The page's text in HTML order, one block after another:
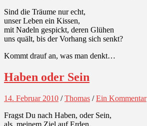
Sind die Träume nur echt,
unser Leben ein Kissen,
mit Nadeln gespickt, deren Glühen
uns quält, bis der Vorhang sich senkt?
Kommt drauf an, was man denkt…
Haben oder Sein
14. Februar 2010 /Thomas /Ein Kommentar
Fragst Du nach Haben, oder Sein,